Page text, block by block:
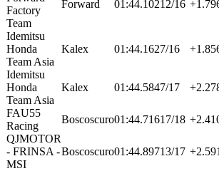
Factory
Team
Forward 01:44.10212/16
Idemitsu
Honda
Team Asia
Kalex 01:44.1627/16
Idemitsu
Honda
Team Asia
Kalex 01:44.5847/17
FAU55
Racing
Boscoscuro01:44.71617/18
QJMOTOR
- FRINSA -
MSI
Boscoscuro01:44.89713/17